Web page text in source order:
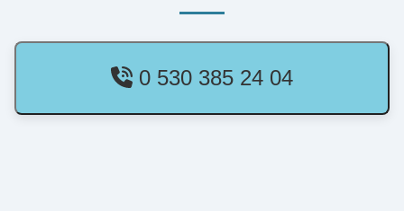
0 530 385 24 04